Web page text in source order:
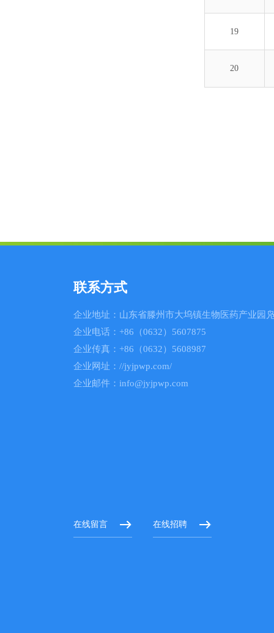
19
20
联系方式
企业地址：山东省滕州市大坞镇生物医药产业园
企业电话：+86（0632）5607875
企业传真：+86（0632）5608987
企业网址：//jyjpwp.com/
企业邮件：info@jyjpwp.com
在线留言 在线招聘